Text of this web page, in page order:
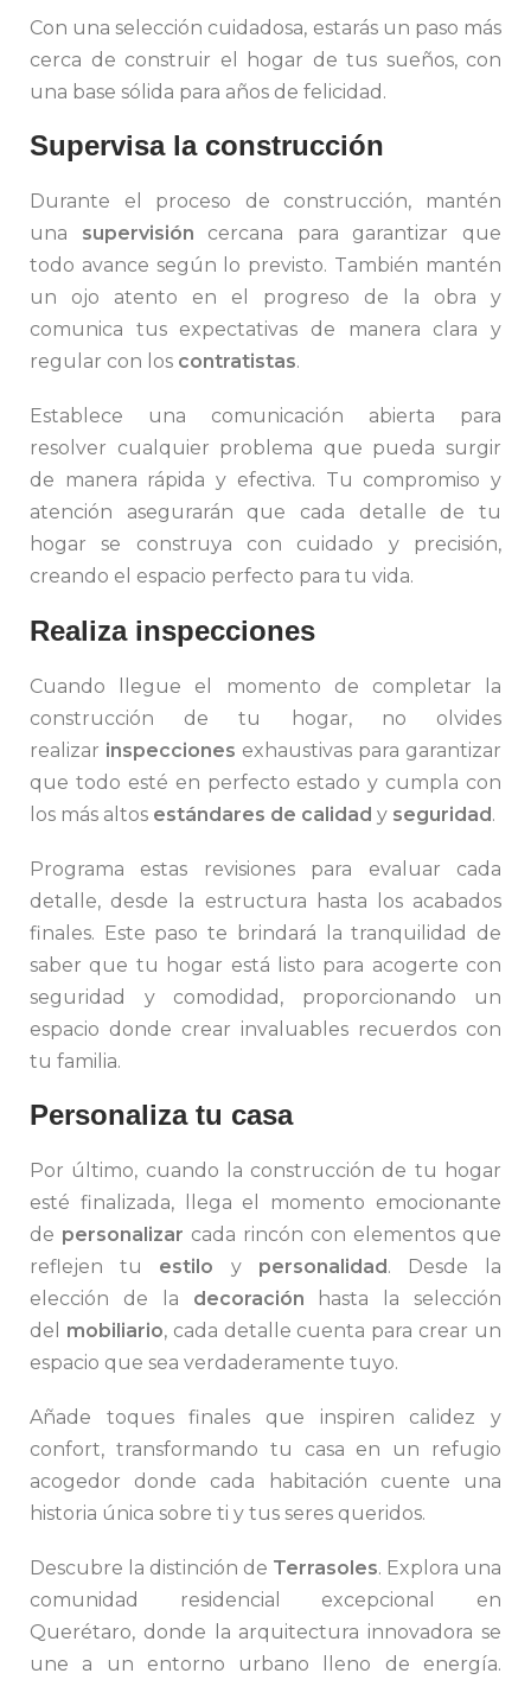
Con una selección cuidadosa, estarás un paso más
cerca de construir el hogar de tus sueños, con
una base sólida para años de felicidad.
Supervisa la construcción
Durante el proceso de construcción, mantén
una supervisión cercana para garantizar que
todo avance según lo previsto. También mantén
un ojo atento en el progreso de la obra y
comunica tus expectativas de manera clara y
regular con los contratistas.
Establece una comunicación abierta para
resolver cualquier problema que pueda surgir
de manera rápida y efectiva. Tu compromiso y
atención asegurarán que cada detalle de tu
hogar se construya con cuidado y precisión,
creando el espacio perfecto para tu vida.
Realiza inspecciones
Cuando llegue el momento de completar la
construcción de tu hogar, no olvides
realizar inspecciones exhaustivas para garantizar
que todo esté en perfecto estado y cumpla con
los más altos estándares de calidad y seguridad.
Programa estas revisiones para evaluar cada
detalle, desde la estructura hasta los acabados
finales. Este paso te brindará la tranquilidad de
saber que tu hogar está listo para acogerte con
seguridad y comodidad, proporcionando un
espacio donde crear invaluables recuerdos con
tu familia.
Personaliza tu casa
Por último, cuando la construcción de tu hogar
esté finalizada, llega el momento emocionante
de personalizar cada rincón con elementos que
reflejen tu estilo y personalidad. Desde la
elección de la decoración hasta la selección
del mobiliario, cada detalle cuenta para crear un
espacio que sea verdaderamente tuyo.
Añade toques finales que inspiren calidez y
confort, transformando tu casa en un refugio
acogedor donde cada habitación cuente una
historia única sobre ti y tus seres queridos.
Descubre la distinción de Terrasoles. Explora una
comunidad residencial excepcional en
Querétaro, donde la arquitectura innovadora se
une a un entorno urbano lleno de energía.